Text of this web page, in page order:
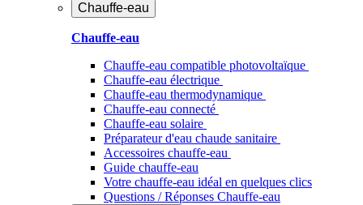
Chauffe-eau
Chauffe-eau
Chauffe-eau compatible photovoltaïque
Chauffe-eau électrique
Chauffe-eau thermodynamique
Chauffe-eau connecté
Chauffe-eau solaire
Préparateur d'eau chaude sanitaire
Accessoires chauffe-eau
Guide chauffe-eau
Votre chauffe-eau idéal en quelques clics
Questions / Réponses Chauffe-eau